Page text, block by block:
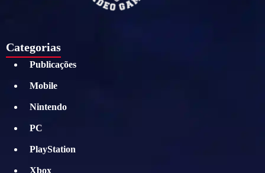
Categorias
Publicações
Mobile
Nintendo
PC
PlayStation
Xbox